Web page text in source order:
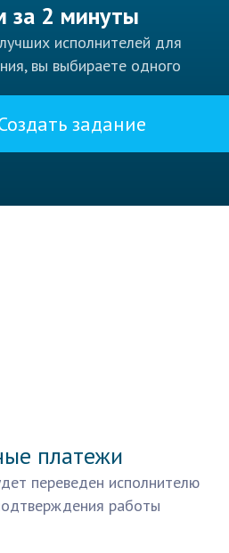
за 2 минуты
исполнителей для
вы выбираете одного
задание
платежи
переведен исполнителю
работы